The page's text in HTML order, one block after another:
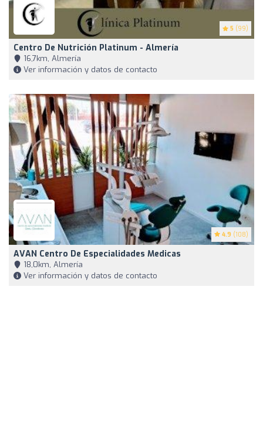
5 (99)
Centro De Nutrición Platinum - Almería
16,7km, Almería
Ver información y datos de contacto
4.9 (108)
AVAN Centro De Especialidades Medicas
18,0km, Almería
Ver información y datos de contacto